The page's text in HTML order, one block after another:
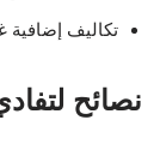
تكاليف إضافية
نصائح